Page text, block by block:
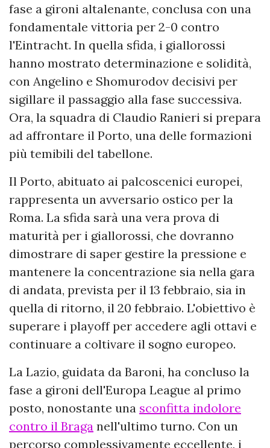
fase a gironi altalenante, conclusa con una
fondamentale vittoria per 2-0 contro
l'Eintracht. In quella sfida, i giallorossi
hanno mostrato determinazione e solidità,
con Angelino e Shomurodov decisivi per
sigillare il passaggio alla fase successiva.
Ora, la squadra di Claudio Ranieri si prepara
ad affrontare il Porto, una delle formazioni
più temibili del tabellone.
Il Porto, abituato ai palcoscenici europei,
rappresenta un avversario ostico per la
Roma. La sfida sarà una vera prova di
maturità per i giallorossi, che dovranno
dimostrare di saper gestire la pressione e
mantenere la concentrazione sia nella gara
di andata, prevista per il 13 febbraio, sia in
quella di ritorno, il 20 febbraio. L'obiettivo è
superare i playoff per accedere agli ottavi e
continuare a coltivare il sogno europeo.
La Lazio, guidata da Baroni, ha concluso la
fase a gironi dell'Europa League al primo
posto, nonostante una sconfitta indolore
contro il Braga nell'ultimo turno. Con un
percorso complessivamente eccellente, i